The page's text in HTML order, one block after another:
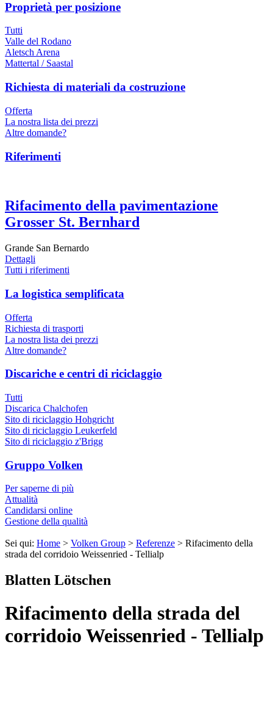
Proprietà per posizione
Tutti
Valle del Rodano
Aletsch Arena
Mattertal / Saastal
Richiesta di materiali da costruzione
Offerta
La nostra lista dei prezzi
Altre domande?
Riferimenti
Rifacimento della pavimentazione
Grosser St. Bernhard
Grande San Bernardo
Dettagli
Tutti i riferimenti
La logistica semplificata
Offerta
Richiesta di trasporti
La nostra lista dei prezzi
Altre domande?
Discariche e centri di riciclaggio
Tutti
Discarica Chalchofen
Sito di riciclaggio Hohgricht
Sito di riciclaggio Leukerfeld
Sito di riciclaggio z'Brigg
Gruppo Volken
Per saperne di più
Attualità
Candidarsi online
Gestione della qualità
Sei qui: Home > Volken Group > Referenze > Rifacimento della
strada del corridoio Weissenried - Tellialp
Blatten Lötschen
Rifacimento della strada del
corridoio Weissenried - Tellialp